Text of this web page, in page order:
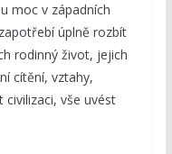
moc v západních
úplně rozbít
rodinný život, jejich
cítění, vztahy,
vše uvést